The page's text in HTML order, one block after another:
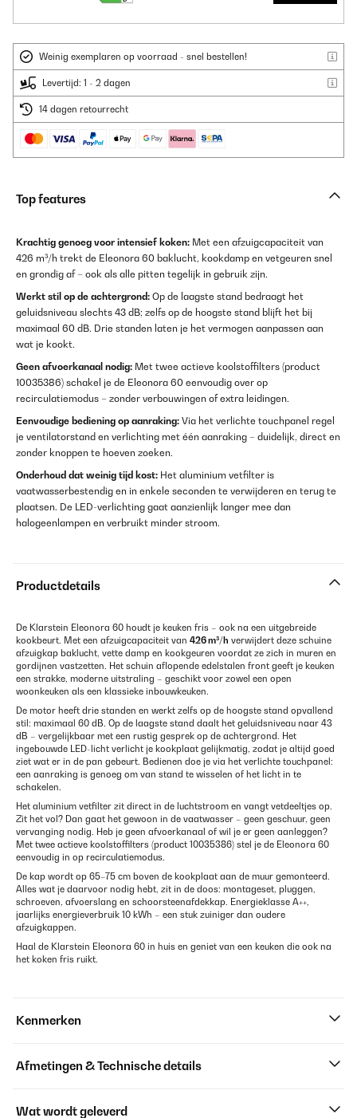
Weinig exemplaren op voorraad - snel bestellen!
Levertijd: 1 - 2 dagen
14 dagen retourrecht
Top features
Krachtig genoeg voor intensief koken: Met een afzuigcapaciteit van
426 m³/h trekt de Eleonora 60 baklucht, kookdamp en vetgeuren snel
en grondig af – ook als alle pitten tegelijk in gebruik zijn.
Werkt stil op de achtergrond: Op de laagste stand bedraagt het
geluidsniveau slechts 43 dB; zelfs op de hoogste stand blijft het bij
maximaal 60 dB. Drie standen laten je het vermogen aanpassen aan
wat je kookt.
Geen afvoerkanaal nodig: Met twee actieve koolstoffilters (product
10035386) schakel je de Eleonora 60 eenvoudig over op
recirculatiemodus – zonder verbouwingen of extra leidingen.
Eenvoudige bediening op aanraking: Via het verlichte touchpanel regel
je ventilatorstand en verlichting met één aanraking – duidelijk, direct en
zonder knoppen te hoeven zoeken.
Onderhoud dat weinig tijd kost: Het aluminium vetfilter is
vaatwasserbestendig en in enkele seconden te verwijderen en terug te
plaatsen. De LED-verlichting gaat aanzienlijk langer mee dan
halogeenlampen en verbruikt minder stroom.
Productdetails
De Klarstein Eleonora 60 houdt je keuken fris – ook na een uitgebreide
kookbeurt. Met een afzuigcapaciteit van 426 m³/h verwijdert deze schuine
afzuigkap baklucht, vette damp en kookgeuren voordat ze zich in muren en
gordijnen vastzetten. Het schuin aflopende edelstalen front geeft je keuken
een strakke, moderne uitstraling – geschikt voor zowel een open
woonkeuken als een klassieke inbouwkeuken.
De motor heeft drie standen en werkt zelfs op de hoogste stand opvallend
stil: maximaal 60 dB. Op de laagste stand daalt het geluidsniveau naar 43
dB – vergelijkbaar met een rustig gesprek op de achtergrond. Het
ingebouwde LED-licht verlicht je kookplaat gelijkmatig, zodat je altijd goed
ziet wat er in de pan gebeurt. Bedienen doe je via het verlichte touchpanel:
een aanraking is genoeg om van stand te wisselen of het licht in te
schakelen.
Het aluminium vetfilter zit direct in de luchtstroom en vangt vetdeeltjes op.
Zit het vol? Dan gaat het gewoon in de vaatwasser – geen geschuur, geen
vervanging nodig. Heb je geen afvoerkanaal of wil je er geen aanleggen?
Met twee actieve koolstoffilters (product 10035386) stel je de Eleonora 60
eenvoudig in op recirculatiemodus.
De kap wordt op 65–75 cm boven de kookplaat aan de muur gemonteerd.
Alles wat je daarvoor nodig hebt, zit in de doos: montageset, pluggen,
schroeven, afvoerslang en schoorsteenafdekkap. Energieklasse A++,
jaarlijks energieverbruik 10 kWh – een stuk zuiniger dan oudere
afzuigkappen.
Haal de Klarstein Eleonora 60 in huis en geniet van een keuken die ook na
het koken fris ruikt.
Kenmerken
Afmetingen & Technische details
Wat wordt geleverd